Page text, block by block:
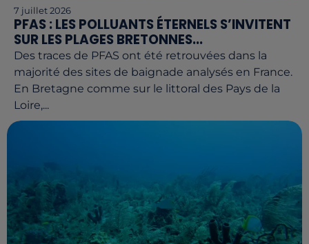
7 juillet 2026
PFAS : LES POLLUANTS ÉTERNELS S’INVITENT
SUR LES PLAGES BRETONNES...
Des traces de PFAS ont été retrouvées dans la
majorité des sites de baignade analysés en France.
En Bretagne comme sur le littoral des Pays de la
Loire,...